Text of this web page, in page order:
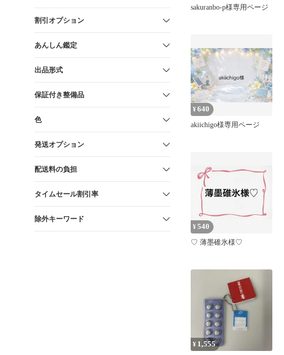
割引オプション
あんしん鑑定
出品形式
保証付き整備品
色
発送オプション
配送料の負担
タイムセール割引率
除外キーワード
sakuranbo-p様専用ページ
¥640
akiichigo様専用ページ
¥540
♡ 薄墨碓氷様♡
¥ 1,555